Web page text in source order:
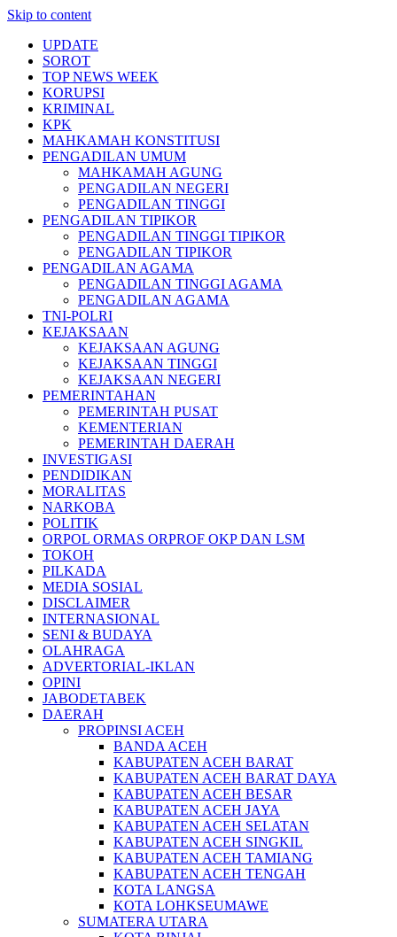
Skip to content
UPDATE
SOROT
TOP NEWS WEEK
KORUPSI
KRIMINAL
KPK
MAHKAMAH KONSTITUSI
PENGADILAN UMUM
MAHKAMAH AGUNG
PENGADILAN NEGERI
PENGADILAN TINGGI
PENGADILAN TIPIKOR
PENGADILAN TINGGI TIPIKOR
PENGADILAN TIPIKOR
PENGADILAN AGAMA
PENGADILAN TINGGI AGAMA
PENGADILAN AGAMA
TNI-POLRI
KEJAKSAAN
KEJAKSAAN AGUNG
KEJAKSAAN TINGGI
KEJAKSAAN NEGERI
PEMERINTAHAN
PEMERINTAH PUSAT
KEMENTERIAN
PEMERINTAH DAERAH
INVESTIGASI
PENDIDIKAN
MORALITAS
NARKOBA
POLITIK
ORPOL ORMAS ORPROF OKP DAN LSM
TOKOH
PILKADA
MEDIA SOSIAL
DISCLAIMER
INTERNASIONAL
SENI & BUDAYA
OLAHRAGA
ADVERTORIAL-IKLAN
OPINI
JABODETABEK
DAERAH
PROPINSI ACEH
BANDA ACEH
KABUPATEN ACEH BARAT
KABUPATEN ACEH BARAT DAYA
KABUPATEN ACEH BESAR
KABUPATEN ACEH JAYA
KABUPATEN ACEH SELATAN
KABUPATEN ACEH SINGKIL
KABUPATEN ACEH TAMIANG
KABUPATEN ACEH TENGAH
KOTA LANGSA
KOTA LOHKSEUMAWE
SUMATERA UTARA